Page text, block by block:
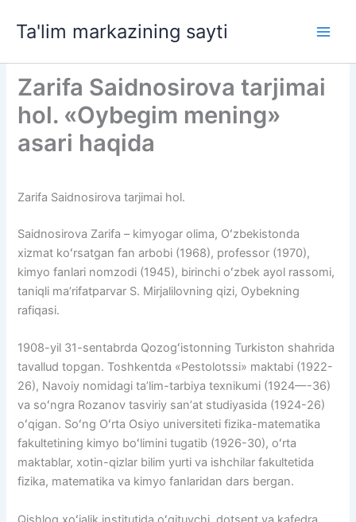
Ta'lim markazining sayti
Zarifa Saidnosirova tarjimai
hol. «Oybegim mening»
asari haqida
Zarifa Saidnosirova tarjimai hol.
Saidnosirova Zarifa – kimyogar olima, Oʻzbekistonda
xizmat koʻrsatgan fan arbobi (1968), professor (1970),
kimyo fanlari nomzodi (1945), birinchi oʻzbek ayol rassomi,
taniqli maʼrifatparvar S. Mirjalilovning qizi, Oybekning
rafiqasi.
1908-yil 31-sentabrda Qozogʻistonning Turkiston shahrida
tavallud topgan. Toshkentda «Pestolotssi» maktabi (1922-
26), Navoiy nomidagi taʼlim-tarbiya texnikumi (1924—-36)
va soʻngra Rozanov tasviriy sanʼat studiyasida (1924-26)
oʻqigan. Soʻng Oʻrta Osiyo universiteti fizika-matematika
fakultetining kimyo boʻlimini tugatib (1926-30), oʻrta
maktablar, xotin-qizlar bilim yurti va ishchilar fakultetida
fizika, matematika va kimyo fanlaridan dars bergan.